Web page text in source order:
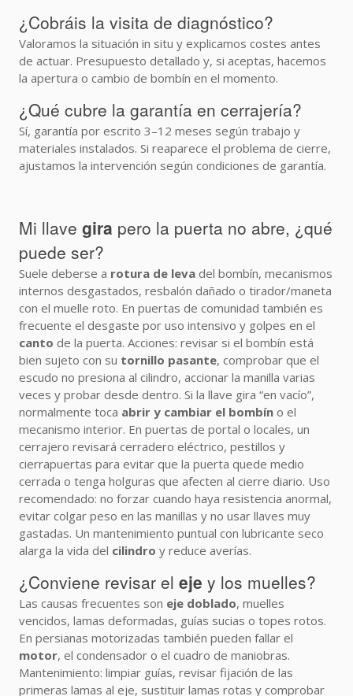
¿Cobráis la visita de diagnóstico?
Valoramos la situación in situ y explicamos costes antes
de actuar. Presupuesto detallado y, si aceptas, hacemos
la apertura o cambio de bombín en el momento.
¿Qué cubre la garantía en cerrajería?
Sí, garantía por escrito 3–12 meses según trabajo y
materiales instalados. Si reaparece el problema de cierre,
ajustamos la intervención según condiciones de garantía.
Mi llave gira pero la puerta no abre, ¿qué
puede ser?
Suele deberse a rotura de leva del bombín, mecanismos
internos desgastados, resbalón dañado o tirador/maneta
con el muelle roto. En puertas de comunidad también es
frecuente el desgaste por uso intensivo y golpes en el
canto de la puerta. Acciones: revisar si el bombín está
bien sujeto con su tornillo pasante, comprobar que el
escudo no presiona al cilindro, accionar la manilla varias
veces y probar desde dentro. Si la llave gira “en vacío”,
normalmente toca abrir y cambiar el bombín o el
mecanismo interior. En puertas de portal o locales, un
cerrajero revisará cerradero eléctrico, pestillos y
cierrapuertas para evitar que la puerta quede medio
cerrada o tenga holguras que afecten al cierre diario. Uso
recomendado: no forzar cuando haya resistencia anormal,
evitar colgar peso en las manillas y no usar llaves muy
gastadas. Un mantenimiento puntual con lubricante seco
alarga la vida del cilindro y reduce averías.
¿Conviene revisar el eje y los muelles?
Las causas frecuentes son eje doblado, muelles
vencidos, lamas deformadas, guías sucias o topes rotos.
En persianas motorizadas también pueden fallar el
motor, el condensador o el cuadro de maniobras.
Mantenimiento: limpiar guías, revisar fijación de las
primeras lamas al eje, sustituir lamas rotas y comprobar